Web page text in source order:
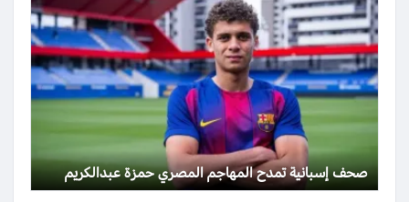
صحف إسبانية تمدح المهاجم المصري حمزة عبدالكريم